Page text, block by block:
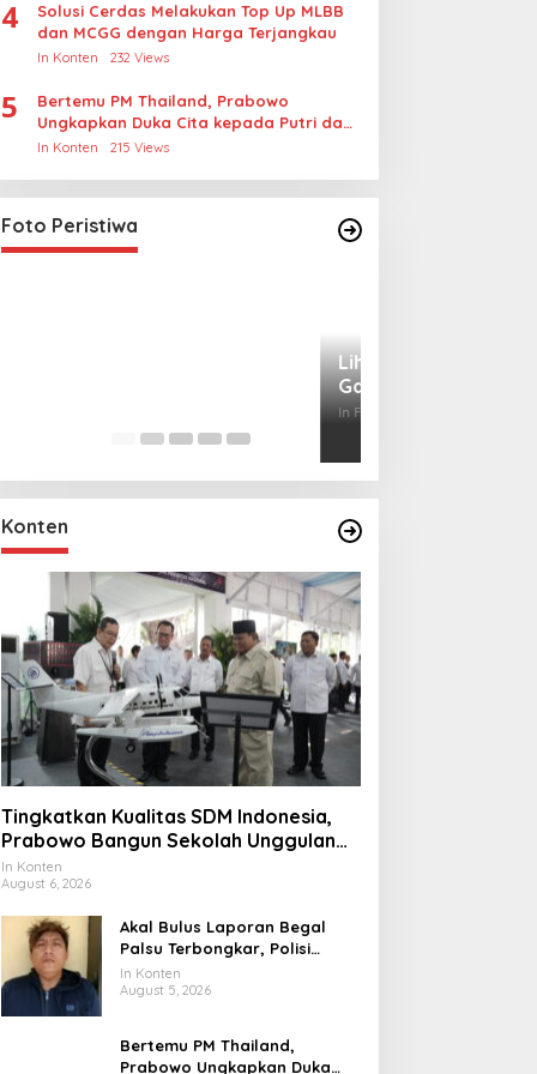
4
Solusi Cerdas Melakukan Top Up MLBB
dan MCGG dengan Harga Terjangkau
In Konten 232 Views
5
Bertemu PM Thailand, Prabowo
Ungkapkan Duka Cita kepada Putri dan
Selamat Ulang Tahun ke Raja Thailand
In Konten 215 Views
Foto Peristiwa
Gabungan dan Penembakan
Senjata Khusus TNI
In Foto Peristiwa |
Konten
Tingkatkan Kualitas SDM Indonesia,
Prabowo Bangun Sekolah Unggulan
hingga Undang Universitas Terbaik
Dunia
In Konten
August 6, 2026
Akal Bulus Laporan Begal
Palsu Terbongkar, Polisi
Ungkap Penggelapan Uang
Perusahaan untuk Crypto
In Konten
August 5, 2026
Bertemu PM Thailand,
Prabowo Ungkapkan Duka